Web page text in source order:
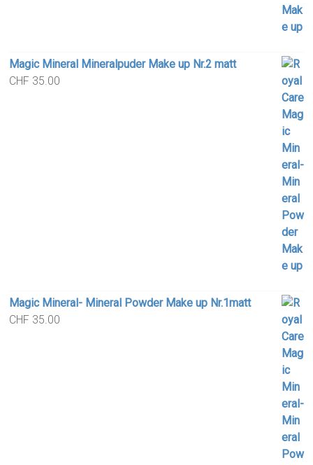
Magic Mineral Mineralpuder Make up Nr.2 matt
CHF 35.00
Magic Mineral- Mineral Powder Make up Nr.1matt
CHF 35.00